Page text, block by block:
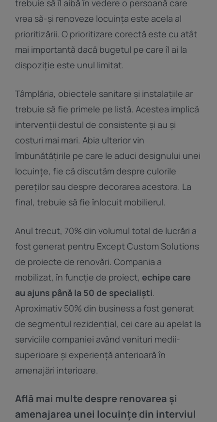
trebuie să îl aibă în vedere o persoană care
vrea să-și renoveze locuința este acela al
prioritizării. O prioritizare corectă este cu atât
mai importantă dacă bugetul pe care îl ai la
dispoziție este unul limitat.
Tâmplăria, obiectele sanitare și instalațiile ar
trebuie să fie primele pe listă. Acestea implică
intervenții destul de consistente și au și
costuri mai mari. Abia ulterior vin
îmbunătățirile pe care le aduci designului unei
locuințe, fie că discutăm despre culorile
pereților sau despre decorarea acestora. La
final, trebuie să fie înlocuit mobilierul.
Anul trecut, 70% din volumul total de lucrări a
fost generat pentru Except Custom Solutions
de proiecte de renovări. Compania a
mobilizat, în funcție de proiect, echipe care
au ajuns până la 50 de specialiști.
Aproximativ 50% din business a fost generat
de segmentul rezidențial, cei care au apelat la
serviciile companiei având venituri medii-
superioare și experiență anterioară în
amenajări interioare.
Află mai multe despre renovarea și
amenajarea unei locuințe din interviul